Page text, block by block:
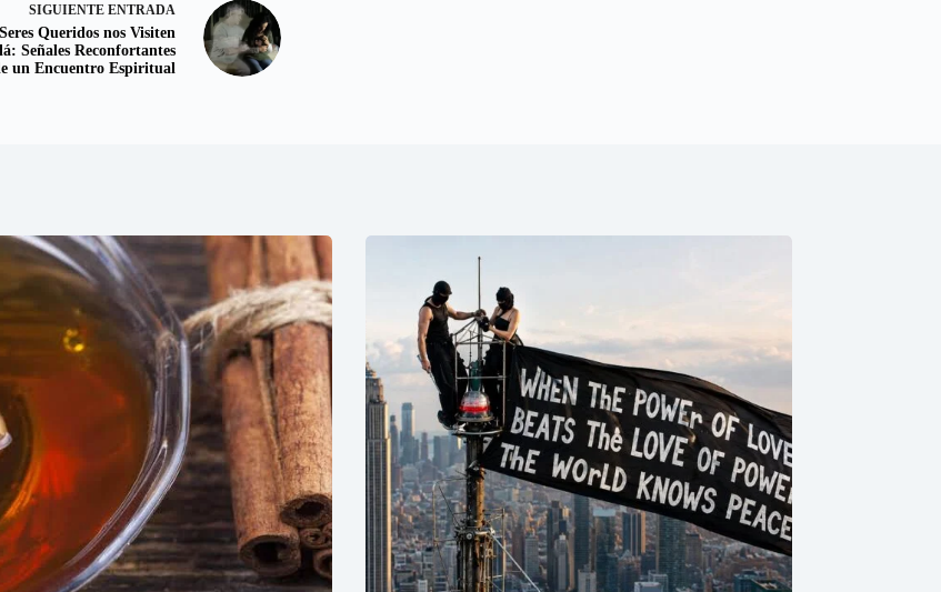
SIGUIENTE ENTRADA
Queridos nos Visiten
Señales Reconfortantes
un Encuentro Espiritual